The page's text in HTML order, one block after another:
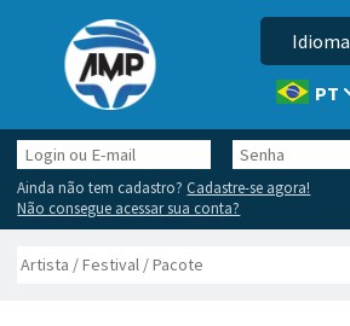
Idioma
PT
Login
ou
E-
mail
Senha
Ainda não tem cadastro? Cadastre-se agora!
Não consegue acessar sua conta?
Buscar